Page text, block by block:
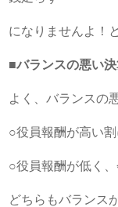
になりませんよ！
■バランスの悪い
よく、バランスの
○役員報酬が高い割
○役員報酬が低く、
どちらもバランス